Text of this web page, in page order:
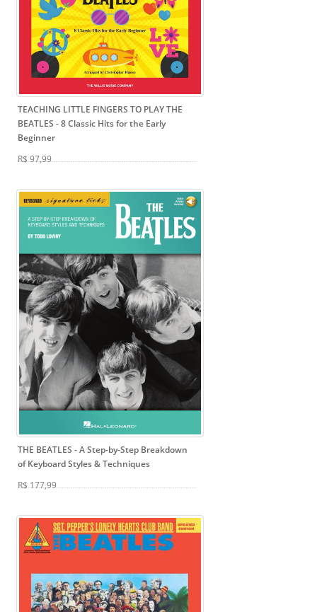
TEACHING LITTLE FINGERS TO PLAY THE
BEATLES - 8 Classic Hits for the Early
Beginner
R$ 97,99
THE BEATLES - A Step-by-Step Breakdown
of Keyboard Styles & Techniques
R$ 177,99